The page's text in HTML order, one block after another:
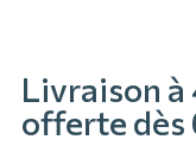
Livraison à
offerte dès